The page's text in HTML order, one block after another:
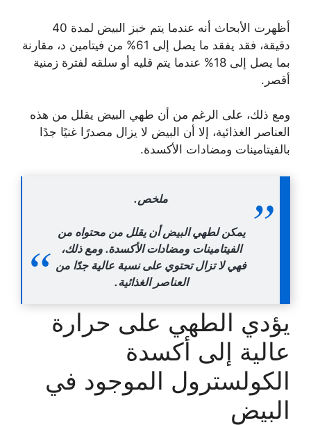
أظهرت الأبحاث أنه عندما يتم خبز البيض لمدة 40
دقيقة، فقد يفقد ما يصل إلى 61% من فيتامين د، مقارنة
بما يصل إلى 18% عندما يتم قليه أو سلقه لفترة زمنية
أقصر.
ومع ذلك، على الرغم من أن طهي البيض يقلل من هذه
العناصر الغذائية، إلا أن البيض لا يزال مصدرًا غنيًا جدًا
بالفيتامينات ومضادات الأكسدة.
ملخص.
يمكن لطهي البيض أن يقلل من محتواه من
الفيتامينات ومضادات الأكسدة. ومع ذلك،
فهي لا تزال تحتوي على نسبة عالية جدًا من
العناصر الغذائية.
يؤدي الطهي على حرارة
عالية إلى أكسدة
الكولسترول الموجود في
البيض